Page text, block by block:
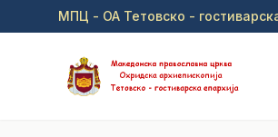
Прејди на главна содржина
МПЦ - ОА Тетовско -